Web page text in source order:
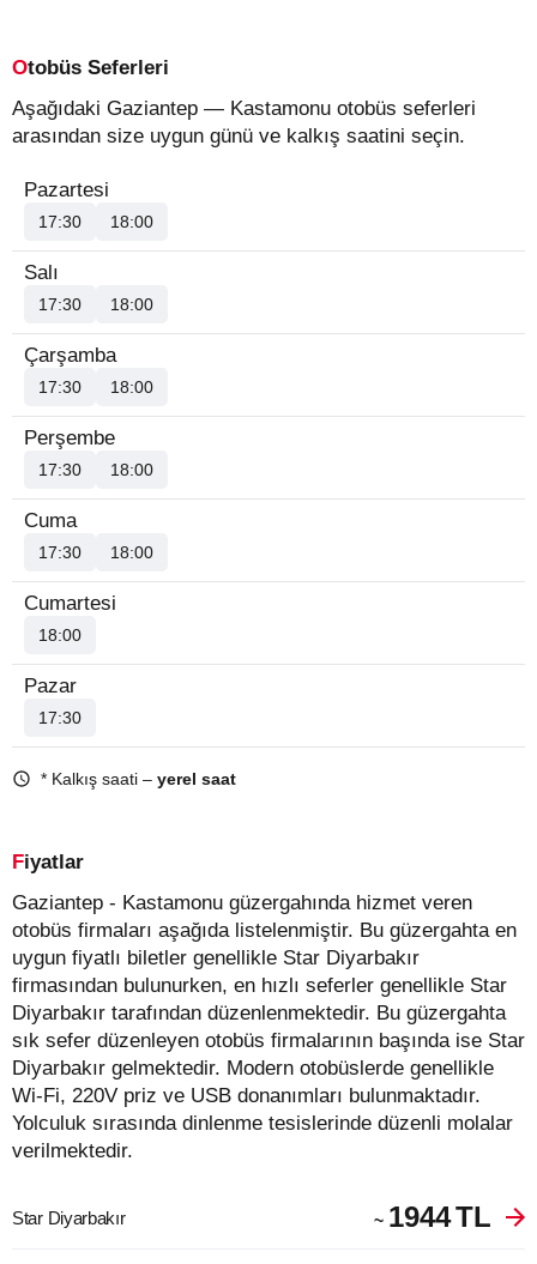
Otobüs Seferleri
Aşağıdaki Gaziantep — Kastamonu otobüs seferleri
arasından size uygun günü ve kalkış saatini seçin.
Pazartesi
17:30 18:00
Salı
17:30 18:00
Çarşamba
17:30 18:00
Perşembe
17:30 18:00
Cuma
17:30 18:00
Cumartesi
18:00
Pazar
17:30
* Kalkış saati – yerel saat
Fiyatlar
Gaziantep - Kastamonu güzergahında hizmet veren
otobüs firmaları aşağıda listelenmiştir. Bu güzergahta en
uygun fiyatlı biletler genellikle Star Diyarbakır
firmasından bulunurken, en hızlı seferler genellikle Star
Diyarbakır tarafından düzenlenmektedir. Bu güzergahta
sık sefer düzenleyen otobüs firmalarının başında ise Star
Diyarbakır gelmektedir. Modern otobüslerde genellikle
Wi-Fi, 220V priz ve USB donanımları bulunmaktadır.
Yolculuk sırasında dinlenme tesislerinde düzenli molalar
verilmektedir.
Star Diyarbakır ~ 1944TL